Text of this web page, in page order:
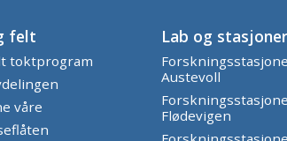
felt
toktprogram
våre
Lab og stasjoner
Austevoll
Flødevigen